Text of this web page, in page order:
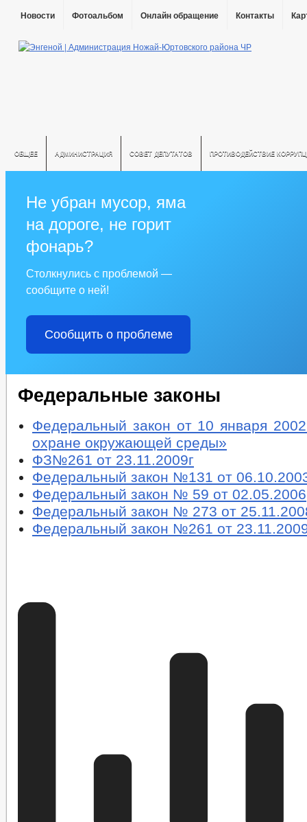
Новости Фотоальбом Онлайн обращение Контакты
ОБЩЕЕ АДМИНИСТРАЦИЯ СОВЕТ ДЕПУТАТОВ ПРОТИВОДЕЙСТВИЕ
Не убран мусор, яма
на дороге, не горит
фонарь?
Столкнулись с проблемой —
сообщите о ней!
Сообщить о проблеме
Федеральные законы
Федеральный закон от 10 января
охране окружающей среды»
ФЗ№261 от 23.11.2009г
Федеральный закон №131 от
Федеральный закон № 59 от 02.05.2006
Федеральный закон № 273 от
Федеральный закон №261 от